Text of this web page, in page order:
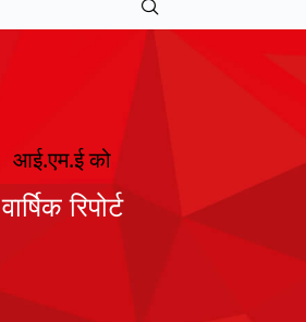
आई.एम.ई को
वार्षिक रिपोर्ट